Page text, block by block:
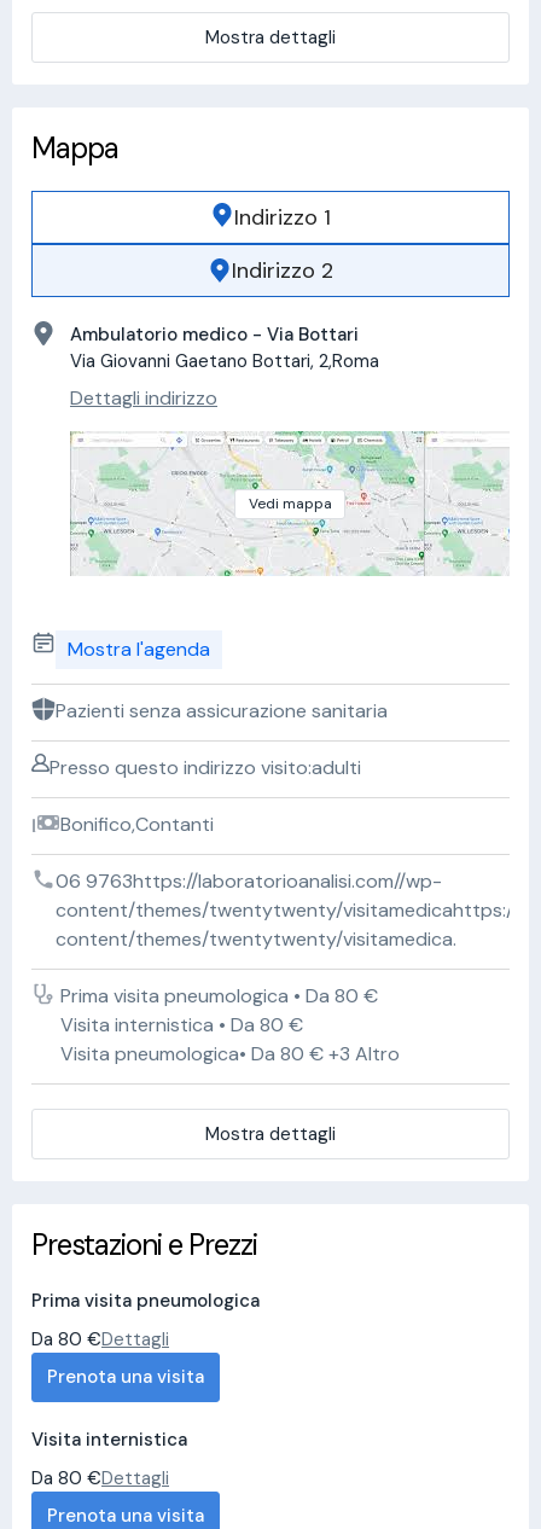
Mostra dettagli
Mappa
Indirizzo 1
Indirizzo 2
Ambulatorio medico - Via Bottari
Via Giovanni Gaetano Bottari, 2,Roma
Dettagli indirizzo
Vedi mappa
Mostra l'agenda
Pazienti senza assicurazione sanitaria
Presso questo indirizzo visito:adulti
Bonifico,Contanti
06 9763https://laboratorioanalisi.com//wp-
content/themes/twentytwenty/visitamedicahttps://
content/themes/twentytwenty/visitamedica.
Prima visita pneumologica • Da 80 €
Visita internistica • Da 80 €
Visita pneumologica• Da 80 € +3 Altro
Mostra dettagli
Prestazioni e Prezzi
Prima visita pneumologica
Da 80 €Dettagli
Prenota una visita
Visita internistica
Da 80 €Dettagli
Prenota una visita